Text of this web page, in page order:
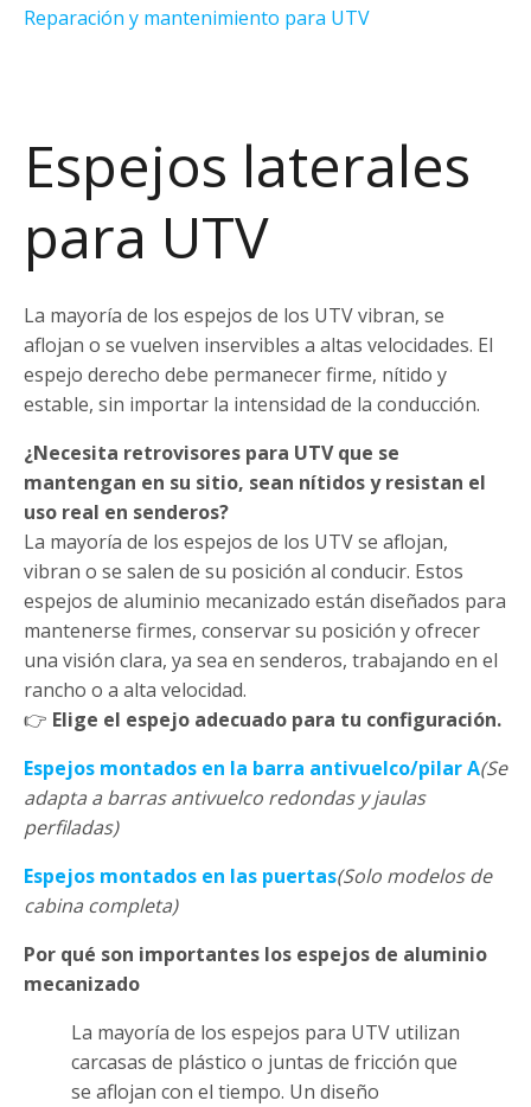
Reparación y mantenimiento para UTV
Espejos laterales
para UTV
La mayoría de los espejos de los UTV vibran, se
aflojan o se vuelven inservibles a altas velocidades. El
espejo derecho debe permanecer firme, nítido y
estable, sin importar la intensidad de la conducción.
¿Necesita retrovisores para UTV que se
mantengan en su sitio, sean nítidos y resistan el
uso real en senderos?
La mayoría de los espejos de los UTV se aflojan,
vibran o se salen de su posición al conducir. Estos
espejos de aluminio mecanizado están diseñados para
mantenerse firmes, conservar su posición y ofrecer
una visión clara, ya sea en senderos, trabajando en el
rancho o a alta velocidad.
👉 Elige el espejo adecuado para tu configuración.
Espejos montados en la barra antivuelco/pilar A(Se
adapta a barras antivuelco redondas y jaulas
perfiladas)
Espejos montados en las puertas(Solo modelos de
cabina completa)
Por qué son importantes los espejos de aluminio
mecanizado
La mayoría de los espejos para UTV utilizan
carcasas de plástico o juntas de fricción que
se aflojan con el tiempo. Un diseño